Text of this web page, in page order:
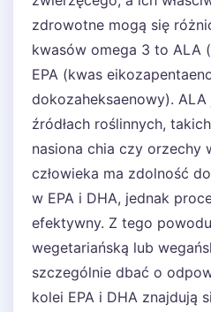
zdrowotne mogą się
kwasów omega 3 to ALA
EPA (kwas
dokozaheksaenowy).
źródłach roślinnych,
nasiona chia czy orzechy
człowieka ma zdolność
w EPA i DHA, jednak
efektywny. Z tego
wegetariańską lub
szczególnie dbać o
kolei EPA i DHA znajdują